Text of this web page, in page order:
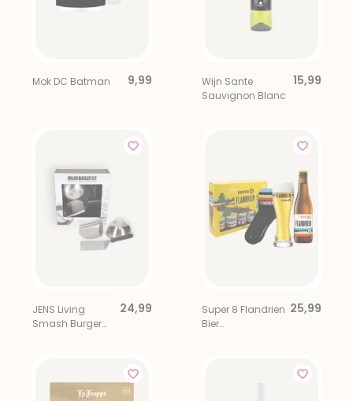
Mok DC Batman 9,99
Wijn Sante
Sauvignon Blanc
15,99
JENS Living
Smash Burger
24,99
Super 8 Flandrien
Bier
25,99